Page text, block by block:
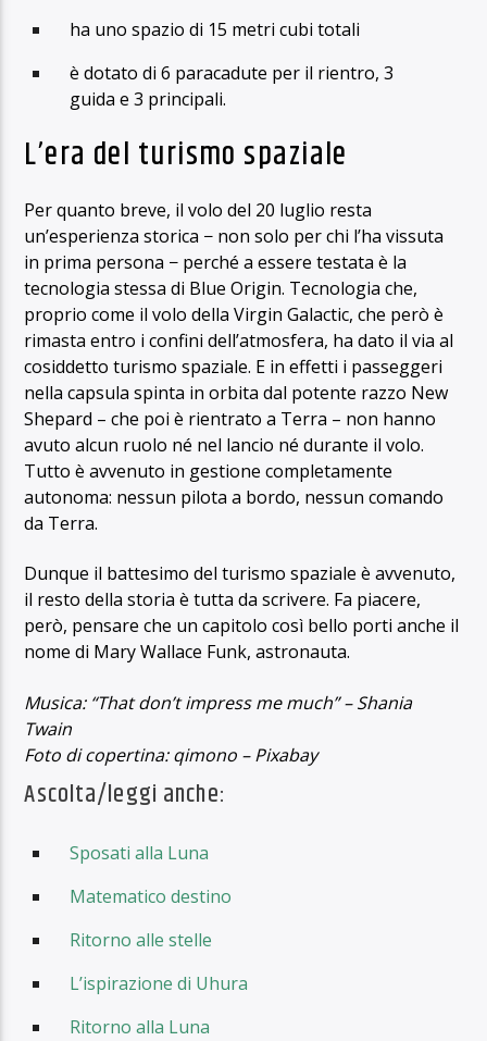
ha uno spazio di 15 metri cubi totali
è dotato di 6 paracadute per il rientro, 3
guida e 3 principali.
L’era del turismo spaziale
Per quanto breve, il volo del 20 luglio resta
un’esperienza storica − non solo per chi l’ha vissuta
in prima persona − perché a essere testata è la
tecnologia stessa di Blue Origin. Tecnologia che,
proprio come il volo della Virgin Galactic, che però è
rimasta entro i confini dell’atmosfera, ha dato il via al
cosiddetto turismo spaziale. E in effetti i passeggeri
nella capsula spinta in orbita dal potente razzo New
Shepard – che poi è rientrato a Terra – non hanno
avuto alcun ruolo né nel lancio né durante il volo.
Tutto è avvenuto in gestione completamente
autonoma: nessun pilota a bordo, nessun comando
da Terra.
Dunque il battesimo del turismo spaziale è avvenuto,
il resto della storia è tutta da scrivere. Fa piacere,
però, pensare che un capitolo così bello porti anche il
nome di Mary Wallace Funk, astronauta.
Musica: “That don’t impress me much” – Shania
Twain
Foto di copertina: qimono – Pixabay
Ascolta/leggi anche:
Sposati alla Luna
Matematico destino
Ritorno alle stelle
L’ispirazione di Uhura
Ritorno alla Luna